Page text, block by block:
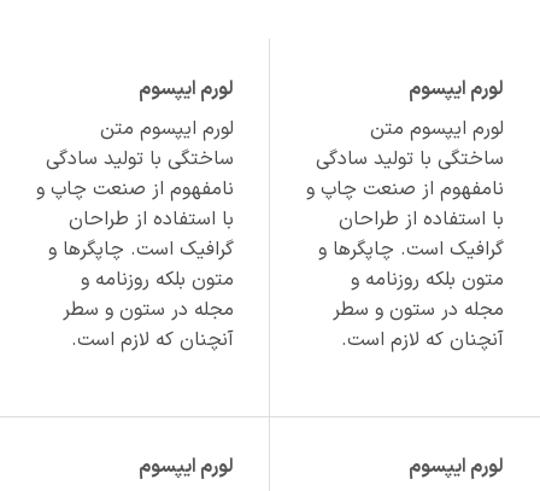
لورم ایپسوم
لورم ایپسوم متن
ساختگی با تولید سادگی
نامفهوم از صنعت چاپ و
با استفاده از طراحان
گرافیک است. چاپگرها و
متون بلکه روزنامه و
مجله در ستون و سطر
آنچنان که لازم است.
لورم ایپسوم
لورم ایپسوم متن
ساختگی با تولید سادگی
نامفهوم از صنعت چاپ و
با استفاده از طراحان
گرافیک است. چاپگرها و
متون بلکه روزنامه و
مجله در ستون و سطر
آنچنان که لازم است.
لورم ایپسوم
لورم ایپسوم